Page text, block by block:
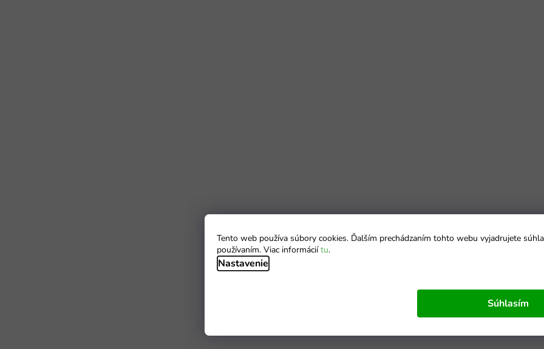
Tento web používa súbory cookies. Ďalším prechádzaním tohto webu vyjadrujete
používaním. Viac informáciítu.
Nastavenie
Súhlasím